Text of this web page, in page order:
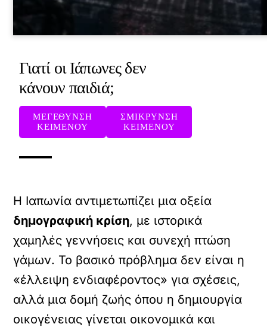
Γιατί οι Ιάπωνες δεν
κάνουν παιδιά;
ΜΕΓΕΘΥΝΣΗ
ΚΕΙΜΕΝΟΥ
ΣΜΙΚΡΥΝΣΗ
ΚΕΙΜΕΝΟΥ
Η Ιαπωνία αντιμετωπίζει μια οξεία
δημογραφική κρίση, με ιστορικά
χαμηλές γεννήσεις και συνεχή πτώση
γάμων. Το βασικό πρόβλημα δεν είναι η
«έλλειψη ενδιαφέροντος» για σχέσεις,
αλλά μια δομή ζωής όπου η δημιουργία
οικογένειας γίνεται οικονομικά και